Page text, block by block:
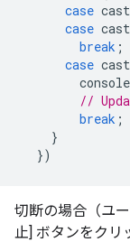
case cast
case cast
break ;
case cast
console
//
break ;
}
})
切断の場合（ユ
止] ボタンをクリ